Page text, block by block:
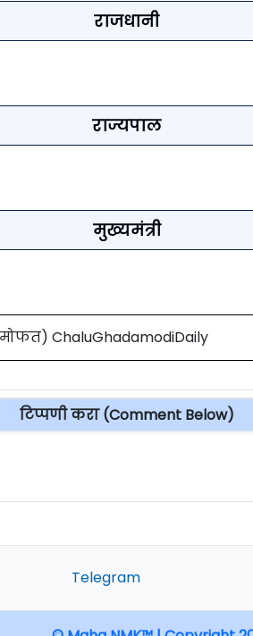
राजधानी
राज्यपाल
मुख्यमंत्री
ChaluGhadamodiDaily
टिप्पणी करा (Comment Below)
Telegram